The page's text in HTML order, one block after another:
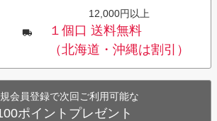
12,000円以上
１個口 送料無料
（北海道・沖縄は割引）
会員登録で次回ご利用可能な
ポイントプレゼント